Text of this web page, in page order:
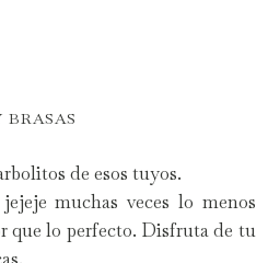
de esos tuyos.
muchas veces lo menos
que lo perfecto. Disfruta de tu